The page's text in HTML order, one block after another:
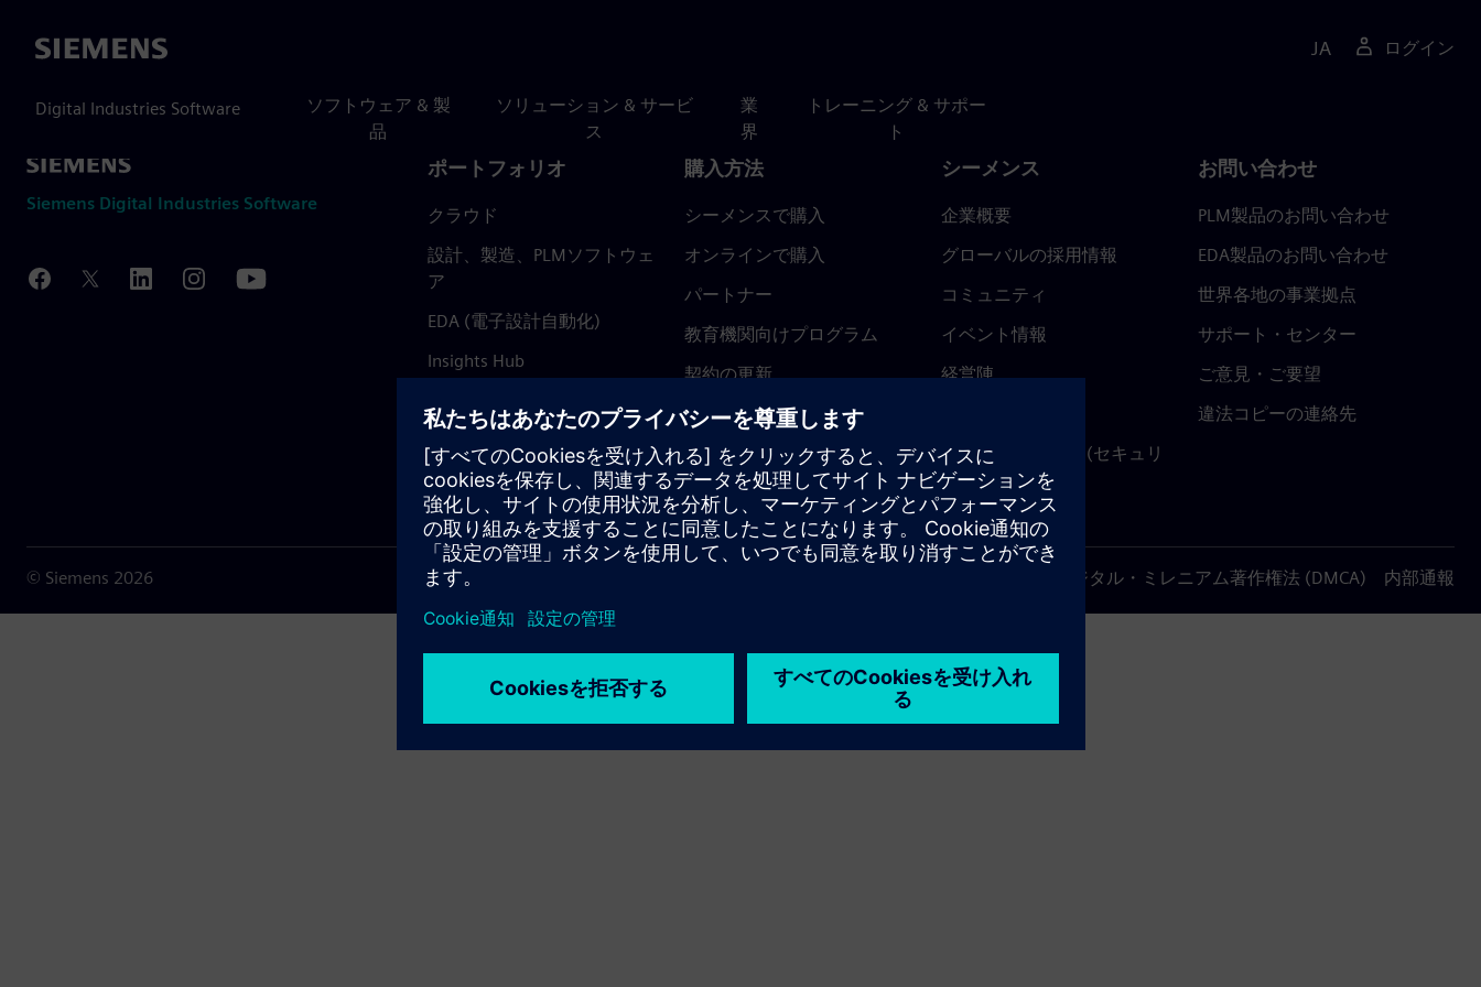
Siemens
Digital Industries Software
ソフトウェア & 製
品
ソリューション & サービ
ス
業
界
トレーニング & サポー
ト
JA ログイン
Siemens Digital Industries Software
ポートフォリオ
クラウド
設計、製造、PLMソフトウェ
ア
EDA (電子設計自動化)
Insights Hub
購入方法
シーメンスで購入
オンラインで購入
パートナー
教育機関向けプログラム
契約の更新
返金ポリシー
シーメンス
企業概要
グローバルの採用情報
コミュニティ
イベント情報
経営陣
トラストセンター (セキュリ
ティ関連情報)
お問い合わせ
PLM製品のお問い合わせ
EDA製品のお問い合わせ
世界各地の事業拠点
サポート・センター
ご意見・ご要望
違法コピーの連絡先
© Siemens 2026 デジタル・ミレニアム著作権法 (DMCA) 内部通報